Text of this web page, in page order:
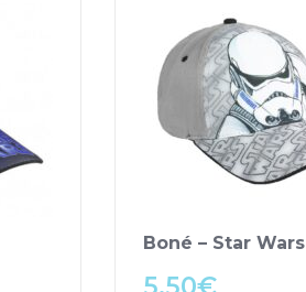
Boné – Star Wars